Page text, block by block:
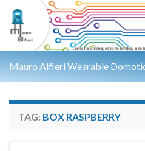
Mauro Alfieri Wearable
TAG: BOX RASPBERRY